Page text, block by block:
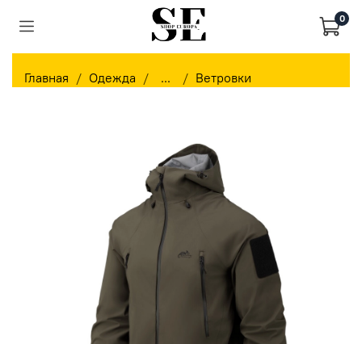
0
Главная Одежда ... Ветровки